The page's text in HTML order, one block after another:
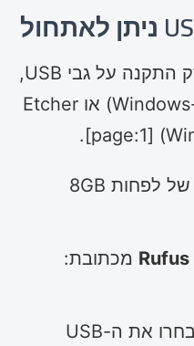
השלב הבא הוא ליצור דיסק התקנה על גבי USB,
(ב-Windows) או Etcher
הכניסו USB בנפח של לפחות 8GB
Rufus מכתובת:
פתחו את Rufus, בחרו את ה-USB